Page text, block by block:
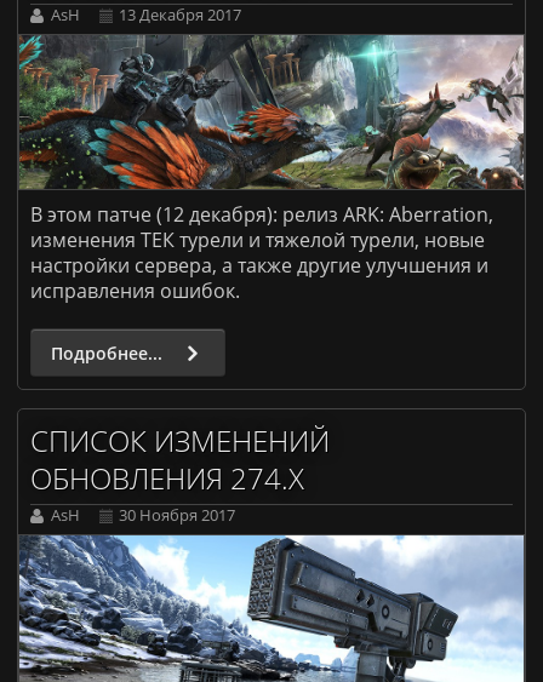
AsH 13 Декабря 2017
В этом патче (12 декабря): релиз ARK: Aberration,
изменения ТЕК турели и тяжелой турели, новые
настройки сервера, а также другие улучшения и
исправления ошибок.
Подробнее...
СПИСОК ИЗМЕНЕНИЙ
ОБНОВЛЕНИЯ 274.X
AsH 30 Ноября 2017